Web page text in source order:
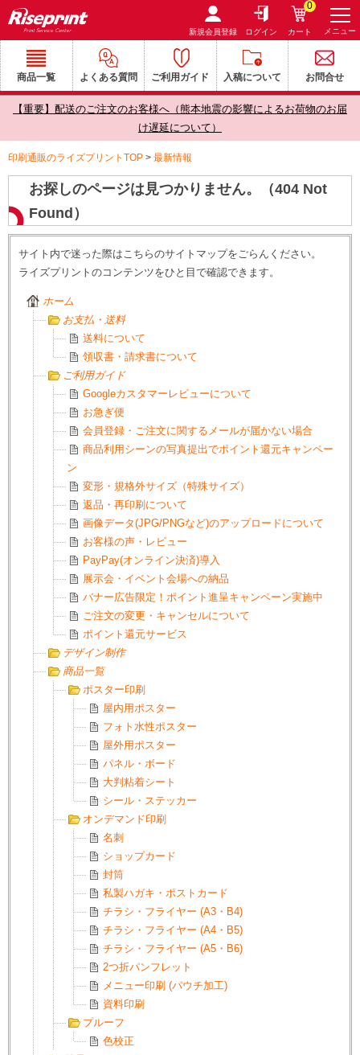
新規会員登録 ログイン カート
0
メニュー
商品一覧 よくある質問 ご利用ガイド 入稿について お問合せ
【重要】配送のご注文のお客様へ（熊本地震の影響によるお荷物のお届
け遅延について）
印刷通販のライズプリントTOP > 最新情報
お探しのページは見つかりません。（404 Not
Found）
サイト内で迷った際はこちらのサイトマップをごらんください。
ライズプリントのコンテンツをひと目で確認できます。
ホーム
お支払・送料
送料について
領収書・請求書について
ご利用ガイド
Googleカスタマーレビューについて
お急ぎ便
会員登録・ご注文に関するメールが届かない場合
商品利用シーンの写真提出でポイント還元キャンペー
ン
変形・規格外サイズ（特殊サイズ）
返品・再印刷について
画像データ(JPG/PNGなど)のアップロードについて
お客様の声・レビュー
PayPay(オンライン決済)導入
展示会・イベント会場への納品
バナー広告限定！ポイント進呈キャンペーン実施中
ご注文の変更・キャンセルについて
ポイント還元サービス
デザイン制作
商品一覧
ポスター印刷
屋内用ポスター
フォト水性ポスター
屋外用ポスター
パネル・ボード
大判粘着シート
シール・ステッカー
オンデマンド印刷
名刺
ショップカード
封筒
私製ハガキ・ポストカード
チラシ・フライヤー (A3・B4)
チラシ・フライヤー (A4・B5)
チラシ・フライヤー (A5・B6)
2つ折パンフレット
メニュー印刷 (パウチ加工)
資料印刷
プルーフ
色校正